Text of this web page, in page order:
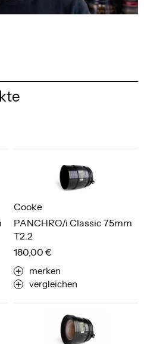
PANCHRO/i Classic 75mm
T2.2
Cooke
180,00 €
merken
vergleichen